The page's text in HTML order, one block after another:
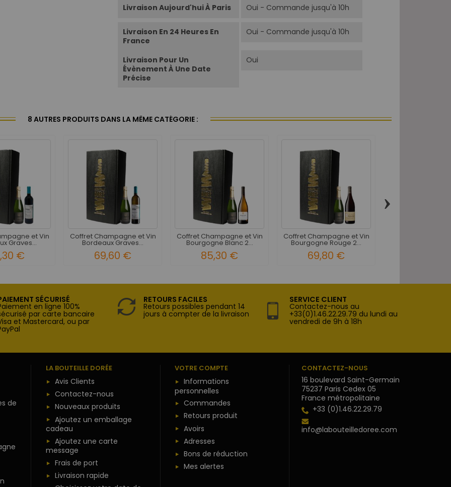
Livraison Aujourd'hui À Paris Oui - Commande jusqu'à 10h
Livraison En 24 Heures En
France
Oui - Commande jusqu'à 10h
Livraison Pour Un
Évènement À Une Date
Précise
Oui
8 AUTRES PRODUITS DANS LA MÊME CATÉGORIE :
et Vin
Graves...
€
Coffret Champagne et Vin
Bordeaux Graves...
69,60 €
Coffret Champagne et Vin
Bourgogne Blanc 2...
85,30 €
Coffret Champagne et Vin
Bourgogne Rouge 2...
69,80 €
›
SÉCURISÉ
en ligne 100%
par carte bancaire
et Mastercard, ou par
RETOURS FACILES
Retours possibles pendant 14
jours à compter de la livraison
SERVICE CLIENT
Contactez-nous au
+33(0)1.46.22.29.79 du lundi au
vendredi de 9h à 18h
de
LA BOUTEILLE DORÉE
Avis Clients
Contactez-nous
Nouveaux produits
Ajoutez un emballage
cadeau
Ajoutez une carte
message
Frais de port
Livraison rapide
VOTRE COMPTE
Informations
personnelles
Commandes
Retours produit
Avoirs
Adresses
Bons de réduction
Mes alertes
CONTACTEZ-NOUS
16 boulevard Saint-Germain
75237 Paris Cedex 05
France métropolitaine
+33 (0)1.46.22.29.79
info@labouteilledoree.com